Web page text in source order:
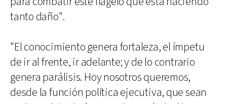
tanto daño".
"El conocimiento genera fortaleza, el ímpetu
de ir al frente, ir adelante; y de lo contrario
genera parálisis. Hoy nosotros queremos,
desde la función política ejecutiva, que sean